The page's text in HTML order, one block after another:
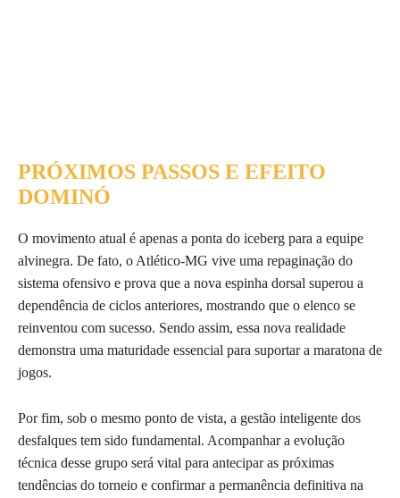
PRÓXIMOS PASSOS E EFEITO
DOMINÓ
O movimento atual é apenas a ponta do iceberg para a equipe
alvinegra. De fato, o Atlético-MG vive uma repaginação do
sistema ofensivo e prova que a nova espinha dorsal superou a
dependência de ciclos anteriores, mostrando que o elenco se
reinventou com sucesso. Sendo assim, essa nova realidade
demonstra uma maturidade essencial para suportar a maratona de
jogos.
Por fim, sob o mesmo ponto de vista, a gestão inteligente dos
desfalques tem sido fundamental. Acompanhar a evolução
técnica desse grupo será vital para antecipar as próximas
tendências do torneio e confirmar a permanência definitiva na